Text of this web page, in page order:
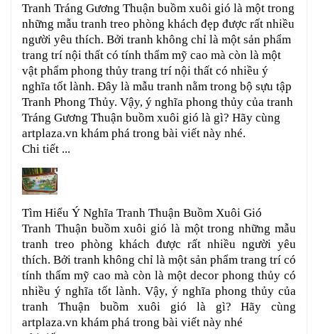
Tranh Tráng Gương Thuận buồm xuôi gió là một trong
những mẫu tranh treo phòng khách đẹp được rất nhiều
người yêu thích. Bởi tranh không chỉ là một sản phẩm
trang trí nội thất có tính thẩm mỹ cao mà còn là một
vật phẩm phong thủy trang trí nội thất có nhiều ý
nghĩa tốt lành. Đây là mẫu tranh nằm trong bộ sựu tập
Tranh Phong Thủy. Vậy, ý nghĩa phong thủy của tranh
Tráng Gương Thuận buồm xuôi gió là gì? Hãy cùng
artplaza.vn khám phá trong bài viết này nhé.
Chi tiết ...
Tìm Hiểu Ý Nghĩa Tranh Thuận Buồm Xuôi Gió
Tranh Thuận buồm xuôi gió là một trong những mẫu
tranh treo phòng khách được rất nhiều người yêu
thích. Bởi tranh không chỉ là một sản phẩm trang trí có
tính thẩm mỹ cao mà còn là một decor phong thủy có
nhiều ý nghĩa tốt lành. Vậy, ý nghĩa phong thủy của
tranh Thuận buồm xuôi gió là gì? Hãy cùng
artplaza.vn khám phá trong bài viết này nhé